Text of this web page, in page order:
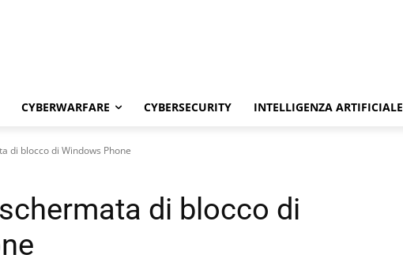
CYBERWARFARE CYBERSECURITY INTELLIGENZA ARTIFICIALE
di blocco di Windows Phone
di blocco di